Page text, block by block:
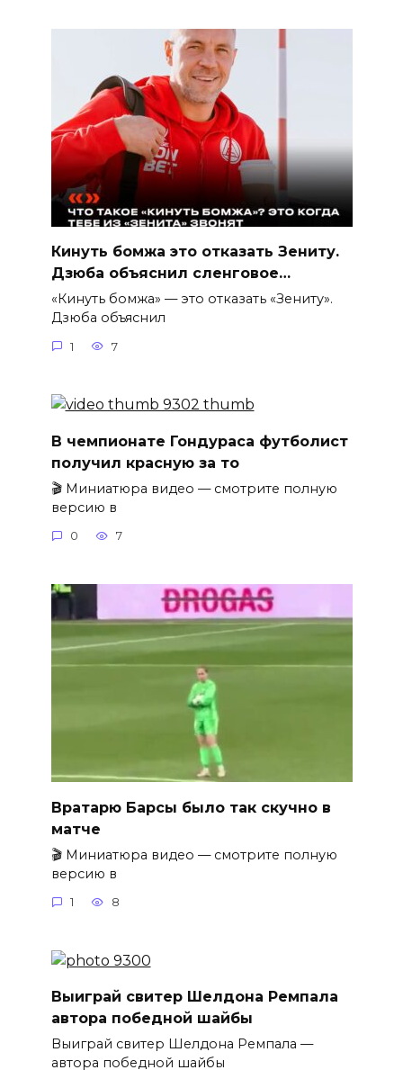
Кинуть бомжа это отказать Зениту.
Дзюба объяснил сленговое…
«Кинуть бомжа» — это отказать «Зениту».
Дзюба объяснил
1 7
В чемпионате Гондураса футболист
получил красную за то
🎬 Миниатюра видео — смотрите полную
версию в
0 7
Вратарю Барсы было так скучно в
матче
🎬 Миниатюра видео — смотрите полную
версию в
1 8
Выиграй свитер Шелдона Ремпала
автора победной шайбы
Выиграй свитер Шелдона Ремпала —
автора победной шайбы